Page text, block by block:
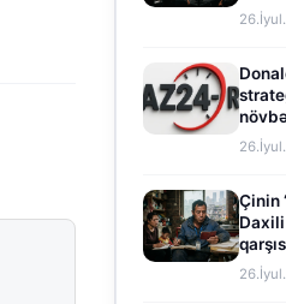
Çinin
sədd